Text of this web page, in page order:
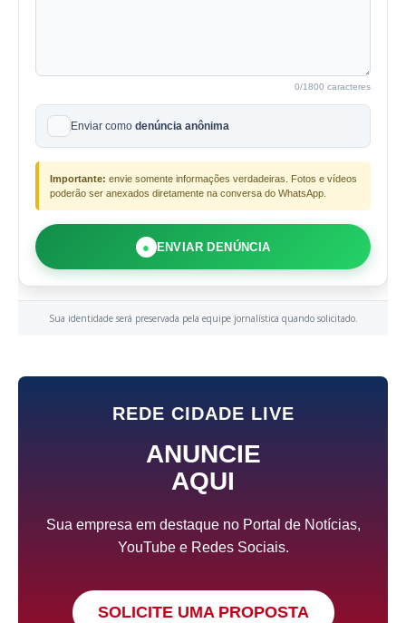
0/1800 caracteres
Enviar como denúncia anônima
Importante: envie somente informações verdadeiras. Fotos e vídeos
poderão ser anexados diretamente na conversa do WhatsApp.
● ENVIAR DENÚNCIA
Sua identidade será preservada pela equipe jornalística quando solicitado.
REDE CIDADE LIVE
ANUNCIE
AQUI
Sua empresa em destaque no Portal de Notícias,
YouTube e Redes Sociais.
SOLICITE UMA PROPOSTA